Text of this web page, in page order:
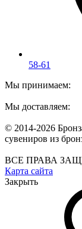
58-61
Мы принимаем:
Мы доставляем:
© 2014-2026
сувениров из
ВСЕ ПРАВА
Карта сайта
Закрыть